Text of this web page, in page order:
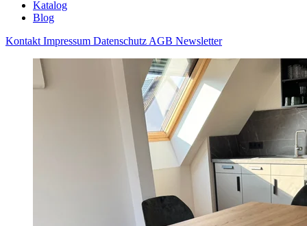
Katalog
Blog
Kontakt Impressum Datenschutz AGB Newsletter